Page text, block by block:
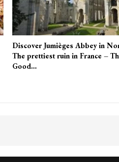
Discover Jumièges Abbey in
The prettiest ruin in France –
Good…